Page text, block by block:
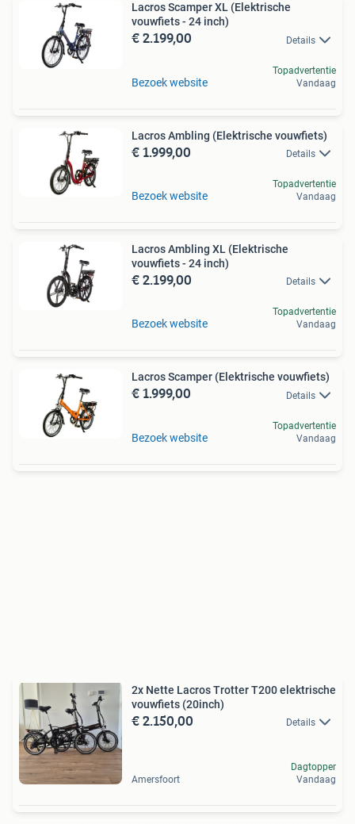
Lacros Scamper XL (Elektrische
vouwfiets - 24 inch)
€ 2.199,00 Details
Bezoek website
Topadvertentie
Vandaag
Lacros Ambling (Elektrische vouwfiets)
€ 1.999,00 Details
Bezoek website
Topadvertentie
Vandaag
Lacros Ambling XL (Elektrische
vouwfiets - 24 inch)
€ 2.199,00 Details
Bezoek website
Topadvertentie
Vandaag
Lacros Scamper (Elektrische vouwfiets)
€ 1.999,00 Details
Bezoek website
Topadvertentie
Vandaag
2x Nette Lacros Trotter T200 elektrische
vouwfiets (20inch)
€ 2.150,00 Details
Amersfoort
Dagtopper
Vandaag